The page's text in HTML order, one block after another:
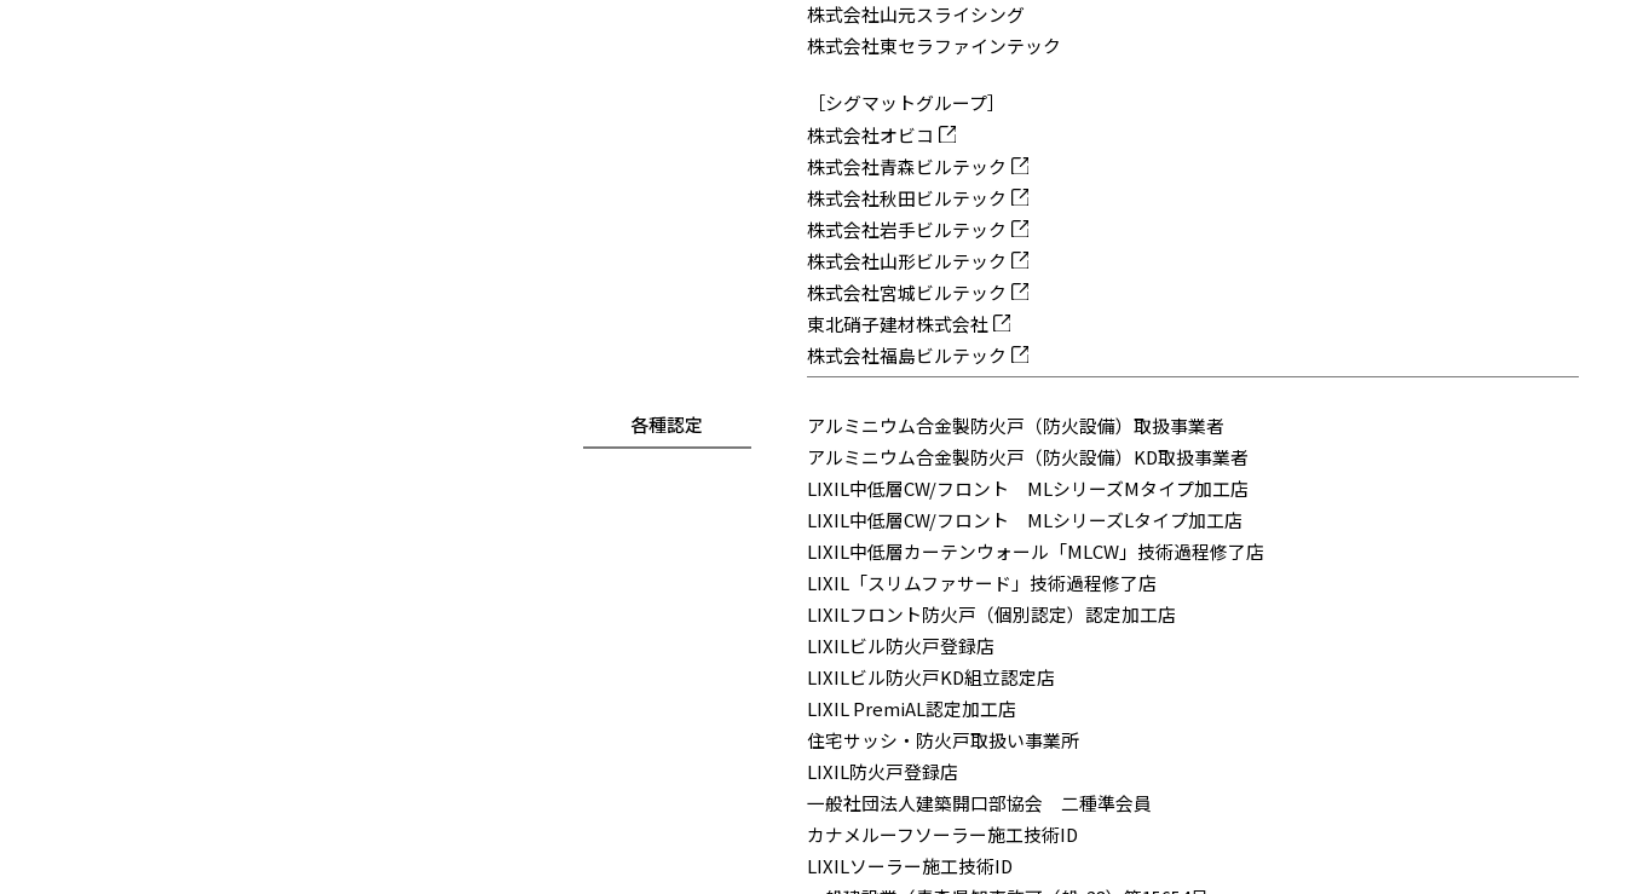
株式会社山元スライシング
株式会社東セラファインテック
［シグマットグループ］
株式会社オビコ
株式会社青森ビルテック
株式会社秋田ビルテック
株式会社岩手ビルテック
株式会社山形ビルテック
株式会社宮城ビルテック
東北硝子建材株式会社
株式会社福島ビルテック
各種認定
アルミニウム合金製防火戸（防火設備）取扱事業者
アルミニウム合金製防火戸（防火設備）KD取扱事業者
LIXIL中低層CW/フロント MLシリーズMタイプ加工店
LIXIL中低層CW/フロント MLシリーズLタイプ加工店
LIXIL中低層カーテンウォール「MLCW」技術過程修了店
LIXIL「スリムファサード」技術過程修了店
LIXILフロント防火戸（個別認定）認定加工店
LIXILビル防火戸登録店
LIXILビル防火戸KD組立認定店
LIXIL PremiAL認定加工店
住宅サッシ・防火戸取扱い事業所
LIXIL防火戸登録店
一般社団法人建築開口部協会 二種準会員
カナメルーフソーラー施工技術ID
LIXILソーラー施工技術ID